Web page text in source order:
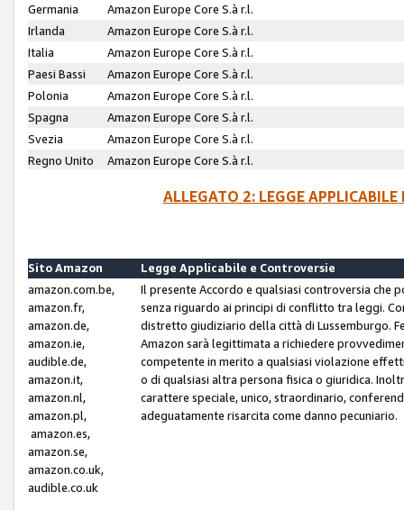
Germania
Amazon Europe Core S.à r.l.
Irlanda
Amazon Europe Core S.à r.l.
Italia
Amazon Europe Core S.à r.l.
Paesi Bassi
Amazon Europe Core S.à r.l.
Polonia
Amazon Europe Core S.à r.l.
Spagna
Amazon Europe Core S.à r.l.
Svezia
Amazon Europe Core S.à r.l.
Regno Unito
Amazon Europe Core S.à r.l.
ALLEGATO 2: LEGGE
Sito Amazon
Legge Applicabile e Controversie
amazon.com.be,
amazon.fr,
amazon.de,
amazon.ie,
audible.de,
amazon.it,
amazon.nl,
amazon.pl,
amazon.es,
amazon.se,
amazon.co.uk,
audible.co.uk
Il presente Accordo e qualsiasi controversia che
senza riguardo ai principi di conflitto tra leggi.
distretto giudiziario della città di Lussemburgo.
Amazon sarà legittimata a richiedere
competente in merito a qualsiasi violazione
o di qualsiasi altra persona fisica o giuridica.
carattere speciale, unico, straordinario,
adeguatamente risarcita come danno pecuniario.